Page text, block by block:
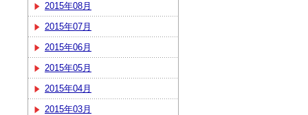
2015年08月
2015年07月
2015年06月
2015年05月
2015年04月
2015年03月